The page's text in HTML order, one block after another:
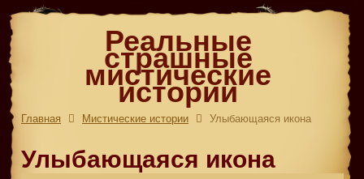
Реальные
страшные
мистические
истории
Главная Мистические истории Улыбающаяся икона
Улыбающаяся икона